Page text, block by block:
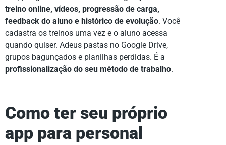
treino online, vídeos, progressão de carga,
feedback do aluno e histórico de evolução. Você
cadastra os treinos uma vez e o aluno acessa
quando quiser. Adeus pastas no Google Drive,
grupos bagunçados e planilhas perdidas. É a
profissionalização do seu método de trabalho.
Como ter seu próprio
app para personal